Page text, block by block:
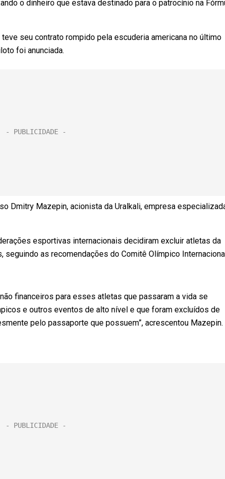
o dinheiro que estava destinado para o patrocínio na
seu contrato rompido pela escuderia americana no último
foi anunciada.
Dmitry Mazepin, acionista da Uralkali, empresa
esportivas internacionais decidiram excluir atletas da
seguindo as recomendações do Comitê Olímpico
financeiros para esses atletas que passaram a vida se
e outros eventos de alto nível e que foram excluídos de
pelo passaporte que possuem”, acrescentou Mazepin.